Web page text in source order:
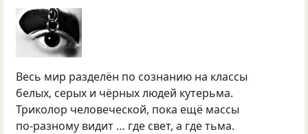
Весь мир разделён по сознанию на классы
белых, серых и чёрных людей кутерьма.
Триколор человеческой, пока ещё массы
по-разному видит … где свет, а где тьма.